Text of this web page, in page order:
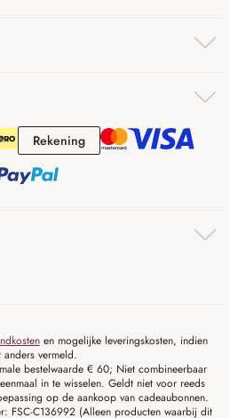
RekeningRekening
en mogelijke leveringskosten, indien
anders vermeld.
bestelwaarde € 60; Niet combineerbaar
in te wisselen. Geldt niet voor reeds
op de aankoop van cadeaubonnen.
FSC-C136992 (Alleen producten waarbij dit